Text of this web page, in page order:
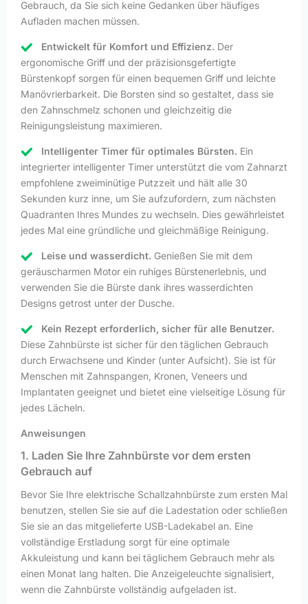
Gebrauch, da Sie sich keine Gedanken über häufiges
Aufladen machen müssen.
Entwickelt für Komfort und Effizienz. Der
ergonomische Griff und der präzisionsgefertigte
Bürstenkopf sorgen für einen bequemen Griff und leichte
Manövrierbarkeit. Die Borsten sind so gestaltet, dass sie
den Zahnschmelz schonen und gleichzeitig die
Reinigungsleistung maximieren.
Intelligenter Timer für optimales Bürsten. Ein
integrierter intelligenter Timer unterstützt die vom Zahnarzt
empfohlene zweiminütige Putzzeit und hält alle 30
Sekunden kurz inne, um Sie aufzufordern, zum nächsten
Quadranten Ihres Mundes zu wechseln. Dies gewährleistet
jedes Mal eine gründliche und gleichmäßige Reinigung.
Leise und wasserdicht. Genießen Sie mit dem
geräuscharmen Motor ein ruhiges Bürstenerlebnis, und
verwenden Sie die Bürste dank ihres wasserdichten
Designs getrost unter der Dusche.
Kein Rezept erforderlich, sicher für alle Benutzer.
Diese Zahnbürste ist sicher für den täglichen Gebrauch
durch Erwachsene und Kinder (unter Aufsicht). Sie ist für
Menschen mit Zahnspangen, Kronen, Veneers und
Implantaten geeignet und bietet eine vielseitige Lösung für
jedes Lächeln.
Anweisungen
1. Laden Sie Ihre Zahnbürste vor dem ersten
Gebrauch auf
Bevor Sie Ihre elektrische Schallzahnbürste zum ersten Mal
benutzen, stellen Sie sie auf die Ladestation oder schließen
Sie sie an das mitgelieferte USB-Ladekabel an. Eine
vollständige Erstladung sorgt für eine optimale
Akkuleistung und kann bei täglichem Gebrauch mehr als
einen Monat lang halten. Die Anzeigeleuchte signalisiert,
wenn die Zahnbürste vollständig aufgeladen ist.